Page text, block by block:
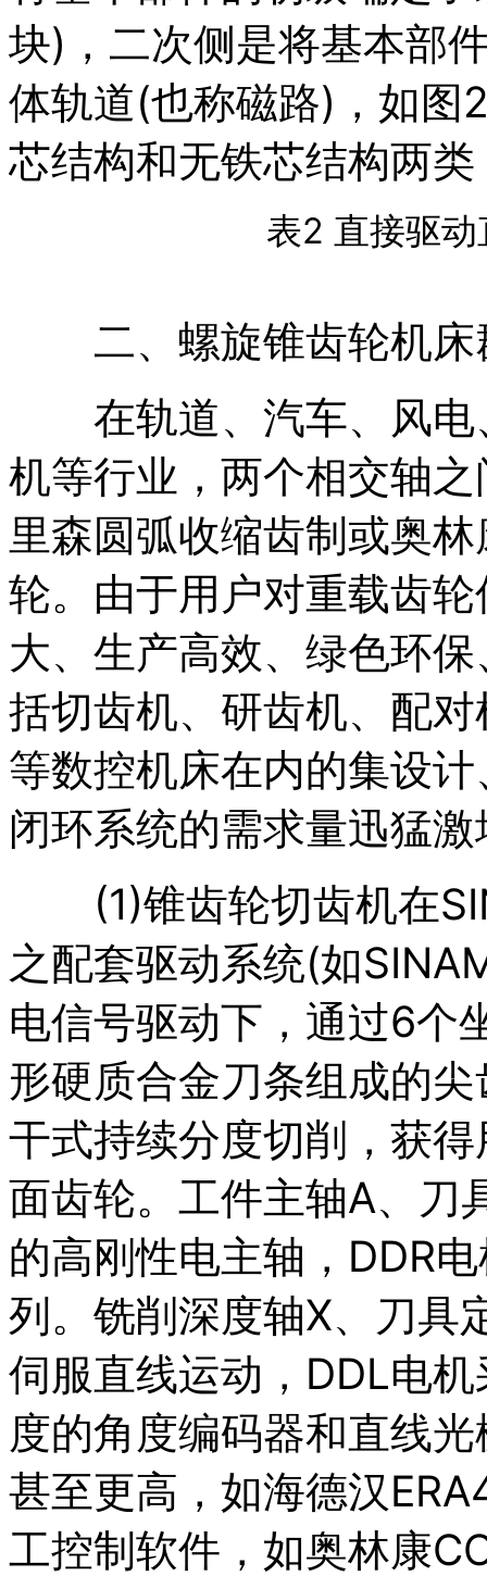
块)，二次侧是将基本部
体轨道(也称磁路)，如图
芯结构和无铁芯结构两
表2 直接驱
二、螺旋锥齿轮机床
在轨道、汽车、风电
机等行业，两个相交轴
里森圆弧收缩齿制或奥
轮。由于用户对重载齿
大、生产高效、绿色环
括切齿机、研齿机、配
等数控机床在内的集设
闭环系统的需求量迅猛激
(1)锥齿轮切齿机在
之配套驱动系统(如
电信号驱动下，通过6个
形硬质合金刀条组成的
干式持续分度切削，获
面齿轮。工件主轴A、刀
的高刚性电主轴，DDR
列。铣削深度轴X、刀具
伺服直线运动，DDL电
度的角度编码器和直线
甚至更高，如海德汉
工控制软件，如奥林康